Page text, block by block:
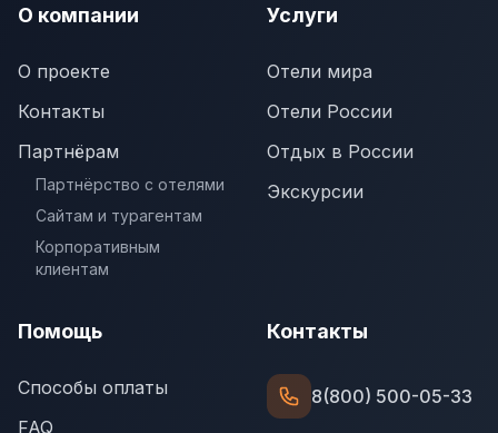
О компании
О проекте
Контакты
Партнёрам
Партнёрство с отелями
Сайтам и турагентам
Корпоративным
клиентам
Услуги
Отели мира
Отели России
Отдых в России
Экскурсии
Помощь
Способы оплаты
FAQ
Контакты
8(800) 500-05-33